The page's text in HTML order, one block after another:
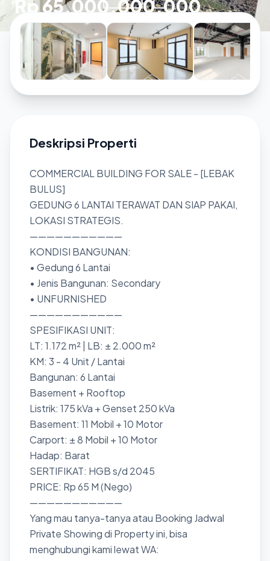
Rp 65.000.000.000
Deskripsi Properti
COMMERCIAL BUILDING FOR SALE - [LEBAK
BULUS]
GEDUNG 6 LANTAI TERAWAT DAN SIAP PAKAI,
LOKASI STRATEGIS.
———————————
KONDISI BANGUNAN:
• Gedung 6 Lantai
• Jenis Bangunan: Secondary
• UNFURNISHED
———————————
SPESIFIKASI UNIT:
LT: 1.172 m² | LB: ± 2.000 m²
KM: 3 - 4 Unit / Lantai
Bangunan: 6 Lantai
Basement + Rooftop
Listrik: 175 kVa + Genset 250 kVa
Basement: 11 Mobil + 10 Motor
Carport: ± 8 Mobil + 10 Motor
Hadap: Barat
SERTIFIKAT: HGB s/d 2045
PRICE: Rp 65 M (Nego)
———————————
Yang mau tanya-tanya atau Booking Jadwal
Private Showing di Property ini, bisa
menghubungi kami lewat WA: